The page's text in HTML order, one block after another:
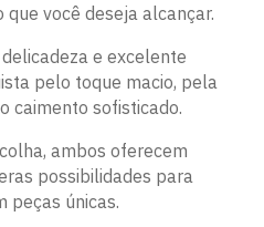
você deseja alcançar.
e excelente
pelo toque macio, pela
caimento sofisticado.
ambos oferecem
possibilidades para
peças únicas.